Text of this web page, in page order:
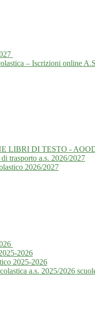
– Iscrizioni online
LIBRI DI TESTO -
trasporto a.s. 2026/2027
2026/2027
2026
2025-2026
a.s. 2025/2026